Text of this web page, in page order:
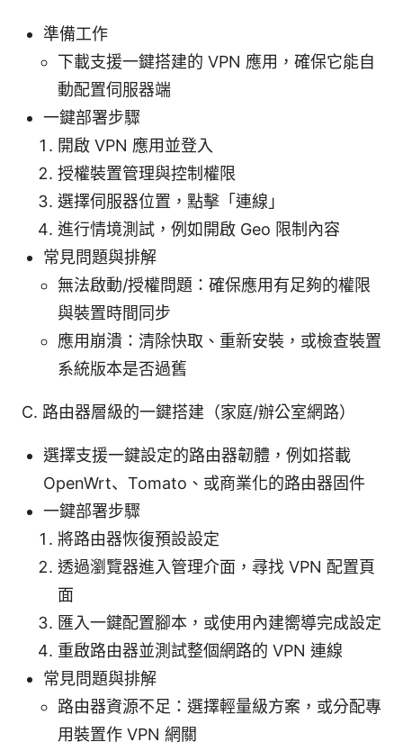
準備工作
下載支援一鍵搭建的 VPN 應用，確保它能自
動配置伺服器端
一鍵部署步驟
開啟 VPN 應用並登入
授權裝置管理與控制權限
選擇伺服器位置，點擊「連線」
進行情境測試，例如開啟 Geo 限制內容
常見問題與排解
無法啟動/授權問題：確保應用有足夠的權限
與裝置時間同步
應用崩潰：清除快取、重新安裝，或檢查裝置
系統版本是否過舊
C. 路由器層級的一鍵搭建（家庭/辦公室網路）
選擇支援一鍵設定的路由器韌體，例如搭載
OpenWrt、Tomato、或商業化的路由器固件
一鍵部署步驟
將路由器恢復預設設定
透過瀏覽器進入管理介面，尋找 VPN 配置頁
面
匯入一鍵配置腳本，或使用內建嚮導完成設定
重啟路由器並測試整個網路的 VPN 連線
常見問題與排解
路由器資源不足：選擇輕量級方案，或分配專
用裝置作 VPN 網關